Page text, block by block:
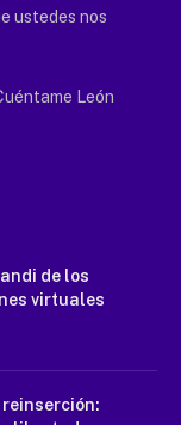
ustedes nos
León
de los
virtuales